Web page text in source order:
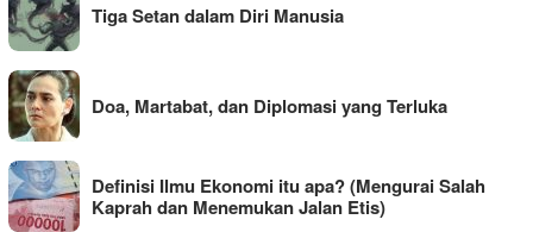
Tiga Setan dalam Diri Manusia
Doa, Martabat, dan Diplomasi yang Terluka
Definisi Ilmu Ekonomi itu apa? (Mengurai Salah
Kaprah dan Menemukan Jalan Etis)